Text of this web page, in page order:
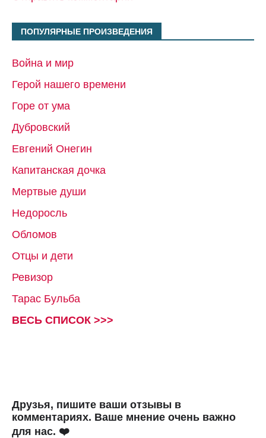
ПОПУЛЯРНЫЕ ПРОИЗВЕДЕНИЯ
Война и мир
Герой нашего времени
Горе от ума
Дубровский
Евгений Онегин
Капитанская дочка
Мертвые души
Недоросль
Обломов
Отцы и дети
Ревизор
Тарас Бульба
ВЕСЬ СПИСОК >>>
Друзья, пишите ваши отзывы в
комментариях. Ваше мнение очень важно
для нас. ❤️